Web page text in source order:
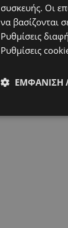
συσκευής. Οι
να βασίζονται
Ρυθμίσεις
Ρυθμίσεις
ΕΜΦΆΝΙΣΗ